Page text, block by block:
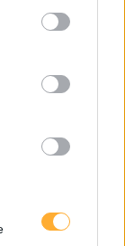
0,65
16,1
0,65
0,65
0,65